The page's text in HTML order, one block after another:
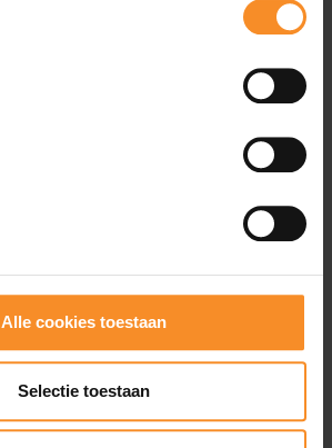
Alle cookies toestaan
Selectie toestaan